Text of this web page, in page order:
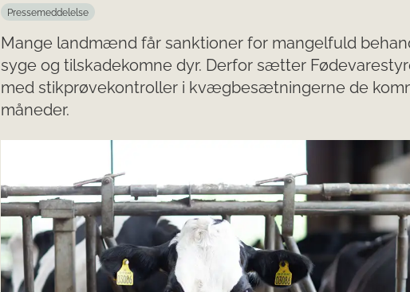
Pressemeddelelse
Mange landmænd får sanktioner for mangelfuld
syge og tilskadekomne dyr. Derfor sætter
med stikprøvekontroller i kvægbesætningerne de
måneder.